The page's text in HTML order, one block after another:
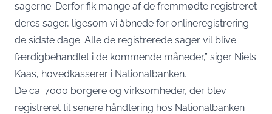
sagerne. Derfor fik mange af de fremmødte registreret
deres sager, ligesom vi åbnede for onlineregistrering
de sidste dage. Alle de registrerede sager vil blive
færdigbehandlet i de kommende måneder,” siger Niels
Kaas, hovedkasserer i Nationalbanken.
De ca. 7000 borgere og virksomheder, der blev
registreret til senere håndtering hos Nationalbanken